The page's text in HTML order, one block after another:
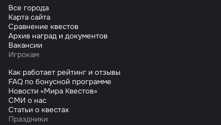
Все города
Карта сайта
Сравнение квестов
Архив наград и документов
Вакансии
Игрокам
Как работает рейтинг и отзывы
FAQ по бонусной программе
Новости «Мира Квестов»
СМИ о нас
Статьи о квестах
Праздники